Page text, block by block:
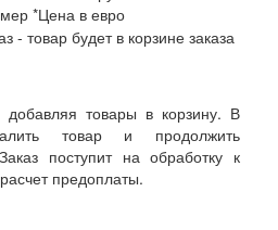
*Цена в евро
- товар будет в корзине заказа
добавляя товары в корзину. В
товар и продолжить
поступит на обработку к
предоплаты.